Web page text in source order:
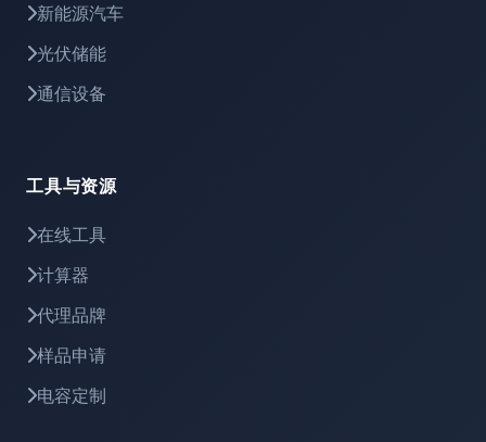
新能源汽车
光伏储能
通信设备
工具与资源
在线工具
计算器
代理品牌
样品申请
电容定制